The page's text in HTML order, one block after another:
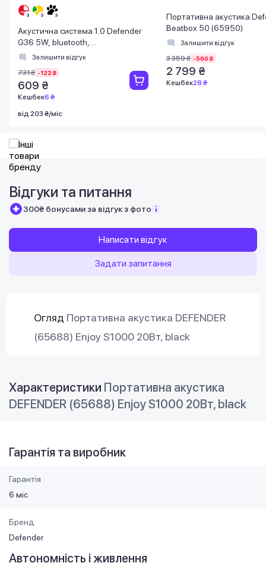
Акустична система 1.0 Defender
G36 5W, bluetooth,
FM/USB/TF/AUX
Залишити відгук
731 ₴ -122 ₴
609 ₴
Кешбек6 ₴
від 203 ₴/міс
Портативна акустика
Beatbox 50 (65950)
Залишити відгук
3 359 ₴ -560 ₴
2 799 ₴
Кешбек28 ₴
Відгуки та питання
300₴ бонусами за відгук з фото
Написати відгук
Задати запитання
Огляд Портативна акустика DEFENDER
(65688) Enjoy S1000 20Вт, black
Характеристики Портативна акустика
DEFENDER (65688) Enjoy S1000 20Вт, black
Гарантія та виробник
Гарантія
6 міс
Бренд
Defender
Автономність і живлення